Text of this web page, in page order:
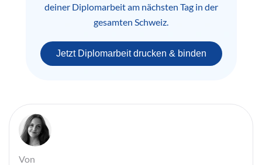
deiner Diplomarbeit am nächsten Tag in der
gesamten Schweiz.
Jetzt Diplomarbeit drucken & binden
Von